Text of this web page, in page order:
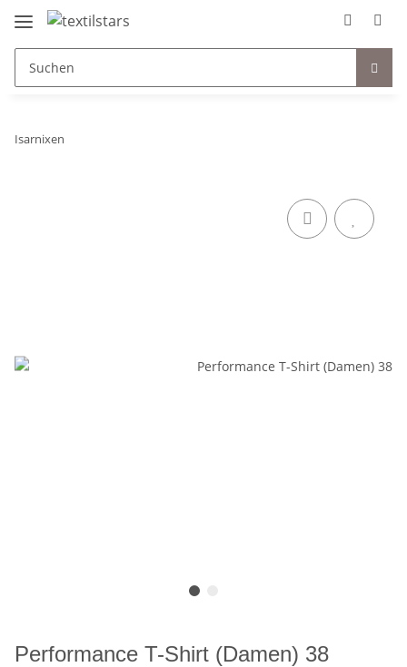
Isarnixen
Performance T-Shirt (Damen) 38